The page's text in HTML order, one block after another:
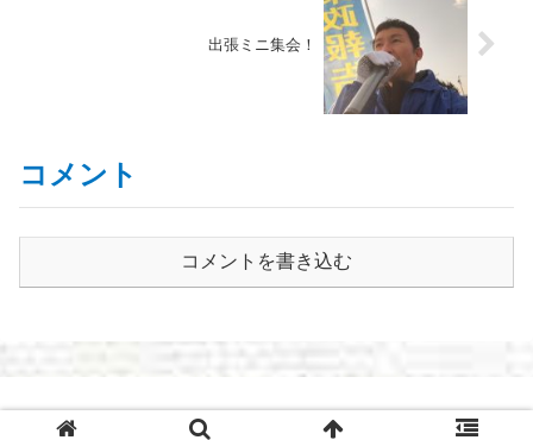
出張ミニ集会！
コメント
コメントを書き込む
© 2021 長野県議会議員 まさやす日記～清水まさやすOFFICIAL